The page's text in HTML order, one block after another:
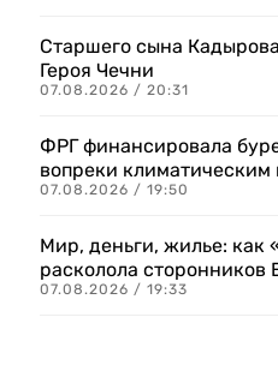
Старшего сына
Героя Чечни
07.08.2026 / 20:31
ФРГ финансировала
вопреки климатическим
07.08.2026 / 19:50
Мир, деньги, жилье: как
расколола
07.08.2026 / 19:33